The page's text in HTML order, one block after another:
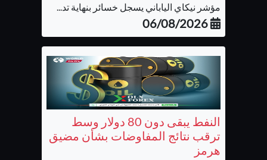
مؤشر نيكاي الياباني يسجل خسائر بنهاية تد...
06/08/2026
النفط يبقى دون 80 دولار وسط
ترقب نتائج المفاوضات بشأن مضيق
هرمز